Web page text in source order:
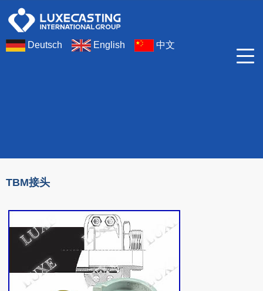
Deutsch English 中文
TBM接头